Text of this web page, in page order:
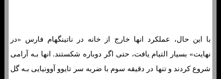
با این حال، عملکرد انها خارج از خانه در ناتینگهام فارس «در
نهایت» بسیار التیام یافت، حتی اگر دوباره شکستند. انها بـه آرامی
شروع کردند و تنها در دقیقه سوم با ضربه سر تایوو آوونیایی بـه گل